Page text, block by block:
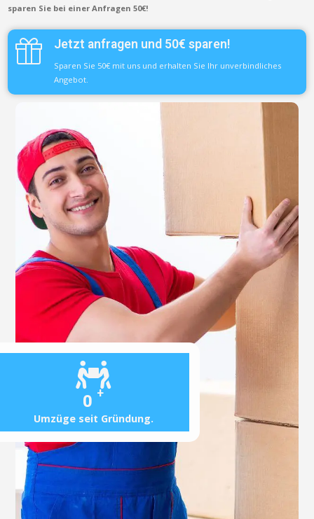
0 +
Umzüge seit Gründung.
sparen Sie bei einer Anfragen 50€!
Jetzt anfragen und 50€ sparen!
Sparen Sie 50€ mit uns und erhalten Sie Ihr unverbindliches
Angebot.